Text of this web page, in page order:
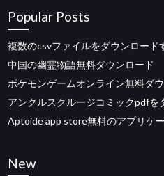
Popular Posts
複数のcsvファイルをダウンロード
中国の幽霊物語無料ダウンロード
ポケモンゲームオンライン無料ダ
アンクルスクルージコミックpdfを
Aptoide app store無料のアプリケ
New